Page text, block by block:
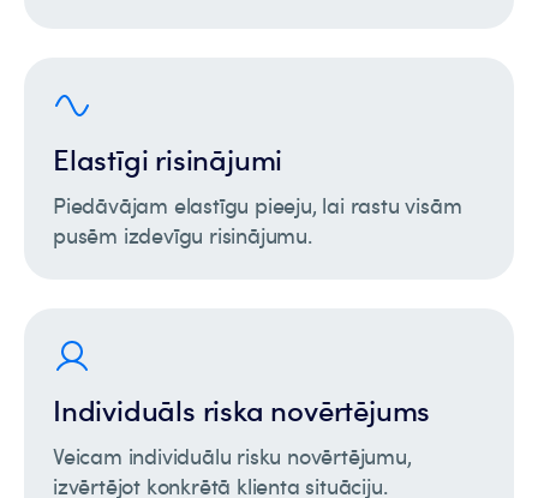
Elastīgi risinājumi
Piedāvājam elastīgu pieeju, lai rastu visām
pusēm izdevīgu risinājumu.
Individuāls riska novērtējums
Veicam individuālu risku novērtējumu,
izvērtējot konkrētā klienta situāciju.